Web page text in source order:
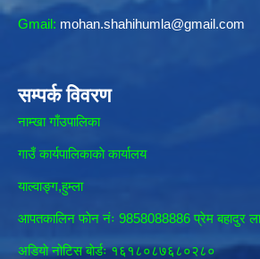
Gmail: mohan.shahihumla@gmail.com
सम्पर्क विवरण
नाम्खा गाँउपालिका
गाउँ कार्यपालिकाकाे कार्यालय
याल्वाङ्ग,हुम्ला
आपतकालिन फाेन नंः 9858088886 प्रेम बहादुर
अडियाे नोटिस बाेर्डः १६१८०८७६८०२८०